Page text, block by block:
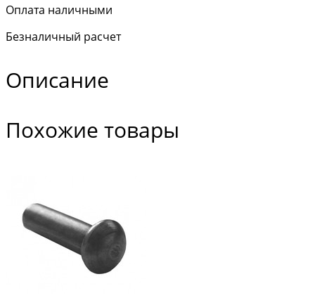
Оплата наличными
Безналичный расчет
Описание
Похожие товары